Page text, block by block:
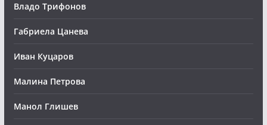
Владо Трифонов
Габриела Цанева
Иван Куцаров
Малина Петрова
Манол Глишев